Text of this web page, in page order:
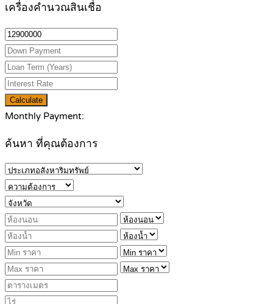
เครื่องคำนวณสินเชื่อ
Calculate
Monthly Payment:
ค้นหา ที่คุณต้องการ